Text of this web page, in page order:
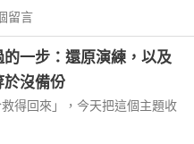
留言
一步：還原演練，以及
於沒備份
得回來」，今天把這個主題收